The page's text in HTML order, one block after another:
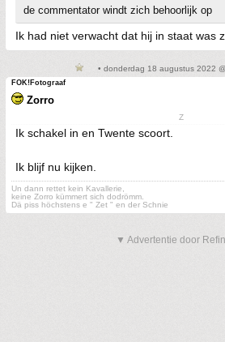
de commentator windt zich behoorlijk op
Ik had niet verwacht dat hij in staat was
• donderdag 18 augustus 2022
FOK!Fotograaf
Zorro
Z
Ik schakel in en Twente scoort.
Ik blijf nu kijken.
Un dann rettet kein Kavallerie,
keine Zorro kümmert sich dodrömm.
Dä piss höchstens e " Zet " en der Schnie
▼ Advertentie door